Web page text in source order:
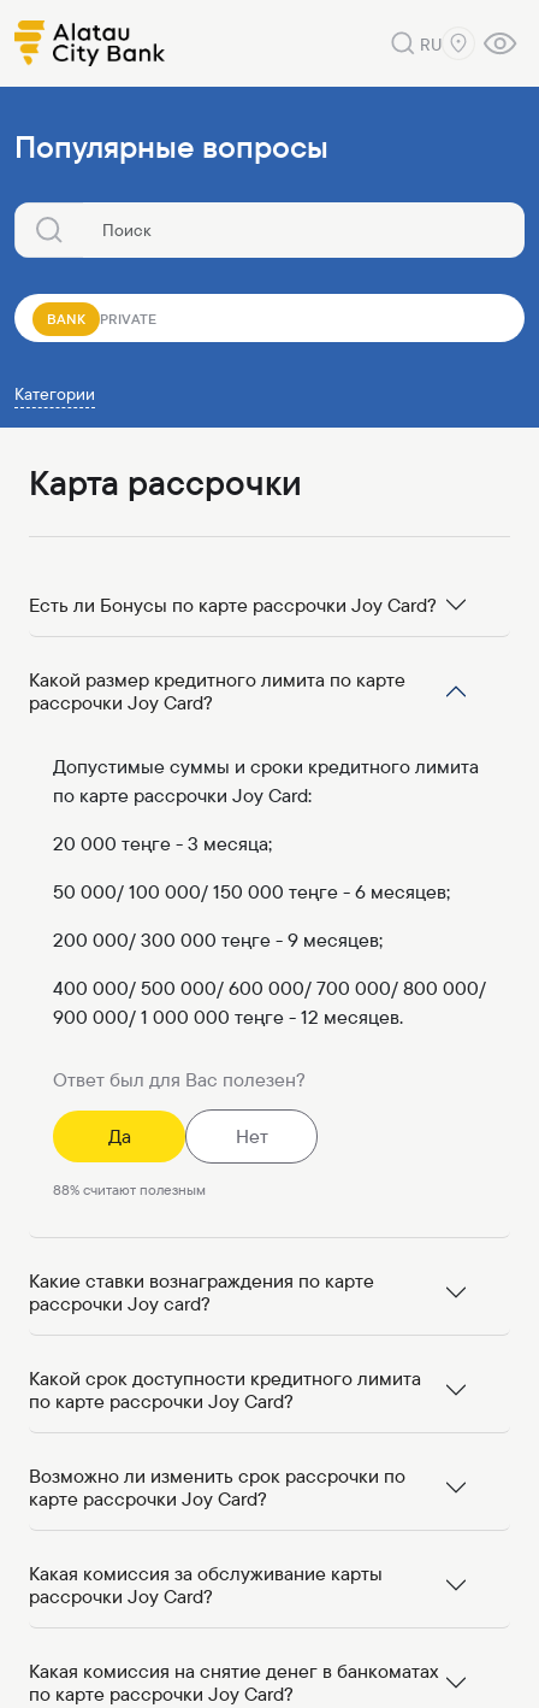
RU
Популярные вопросы
BANK PRIVATE
Категории
Карта рассрочки
Есть ли Бонусы по карте рассрочки Joy Card?
Какой размер кредитного лимита по карте
рассрочки Joy Card?
Допустимые суммы и сроки кредитного лимита
по карте рассрочки Joy Card:
20 000 теңге - 3 месяца;
50 000/ 100 000/ 150 000 теңге - 6 месяцев;
200 000/ 300 000 теңге - 9 месяцев;
400 000/ 500 000/ 600 000/ 700 000/ 800 000/
900 000/ 1 000 000 теңге - 12 месяцев.
Ответ был для Вас полезен?
Да Нет
88%считают полезным
Какие ставки вознаграждения по карте
рассрочки Joy card?
Какой срок доступности кредитного лимита
по карте рассрочки Joy Card?
Возможно ли изменить срок рассрочки по
карте рассрочки Joy Card?
Какая комиссия за обслуживание карты
рассрочки Joy Card?
Какая комиссия на снятие денег в банкоматах
по карте рассрочки Joy Card?